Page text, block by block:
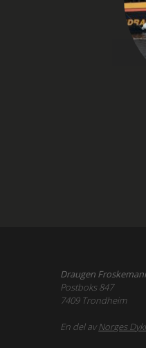
Draugen
Postboks 847
7409 Trondheim
En del avNorges